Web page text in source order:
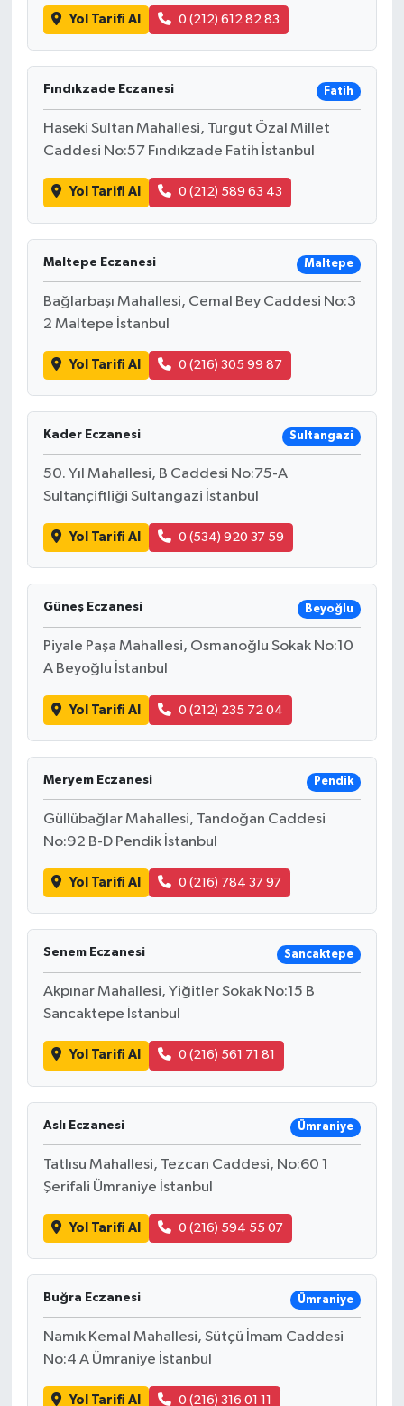
Yol Tarifi Al 0 (212) 612 82 83
Fındıkzade Eczanesi Fatih
Haseki Sultan Mahallesi, Turgut Özal Millet
Caddesi No:57 Fındıkzade Fatih İstanbul
Yol Tarifi Al 0 (212) 589 63 43
Maltepe Eczanesi Maltepe
Bağlarbaşı Mahallesi, Cemal Bey Caddesi No:3
2 Maltepe İstanbul
Yol Tarifi Al 0 (216) 305 99 87
Kader Eczanesi Sultangazi
50. Yıl Mahallesi, B Caddesi No:75-A
Sultançiftliği Sultangazi İstanbul
Yol Tarifi Al 0 (534) 920 37 59
Güneş Eczanesi Beyoğlu
Piyale Paşa Mahallesi, Osmanoğlu Sokak No:10
A Beyoğlu İstanbul
Yol Tarifi Al 0 (212) 235 72 04
Meryem Eczanesi Pendik
Güllübağlar Mahallesi, Tandoğan Caddesi
No:92 B-D Pendik İstanbul
Yol Tarifi Al 0 (216) 784 37 97
Senem Eczanesi Sancaktepe
Akpınar Mahallesi, Yiğitler Sokak No:15 B
Sancaktepe İstanbul
Yol Tarifi Al 0 (216) 561 71 81
Aslı Eczanesi Ümraniye
Tatlısu Mahallesi, Tezcan Caddesi, No:60 1
Şerifali Ümraniye İstanbul
Yol Tarifi Al 0 (216) 594 55 07
Buğra Eczanesi Ümraniye
Namık Kemal Mahallesi, Sütçü İmam Caddesi
No:4 A Ümraniye İstanbul
Yol Tarifi Al 0 (216) 316 01 11